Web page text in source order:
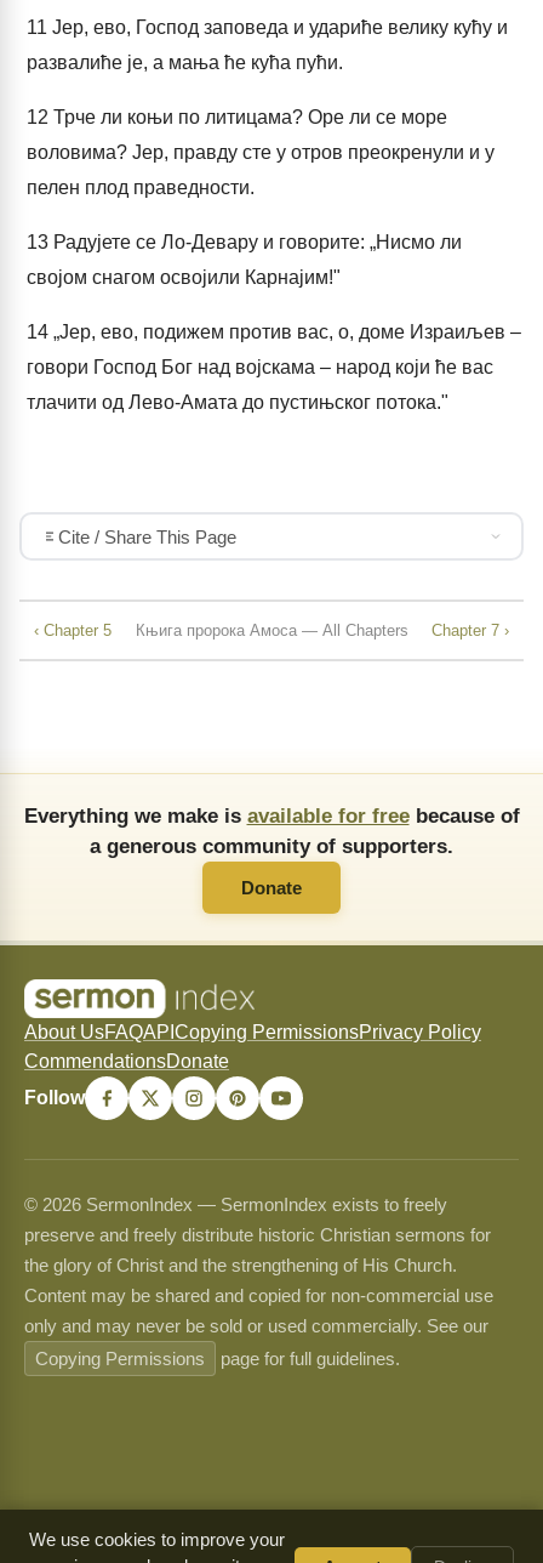
11 Јер, ево, Господ заповеда и удариће велику кућу и
развалиће је, а мања ће кућа пући.
12 Трче ли коњи по литицама? Оре ли се море
воловима? Јер, правду сте у отров преокренули и у
пелен плод праведности.
13 Радујете се Ло-Девару и говорите: „Нисмо ли
својом снагом освојили Карнајим!"
14 „Јер, ево, подижем против вас, о, доме Израиљев –
говори Господ Бог над војскама – народ који ће вас
тлачити од Лево-Амата до пустињског потока."
Cite / Share This Page
‹ Chapter 5 Књига пророка Амоса — All Chapters Chapter 7 ›
Everything we make is available for freebecause of
a generous community of supporters.
Donate
About UsFAQAPI Copying PermissionsPrivacy Policy
CommendationsDonate
Follow
© 2026 SermonIndex — SermonIndex exists to freely
preserve and freely distribute historic Christian sermons for
the glory of Christ and the strengthening of His Church.
Content may be shared and copied for non-commercial use
only and may never be sold or used commercially. See our
Copying Permissions
page for full guidelines.
We use cookies to improve your